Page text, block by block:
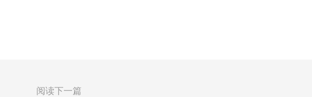
阅读下一篇